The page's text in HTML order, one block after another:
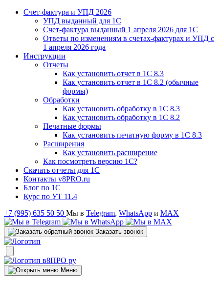
Счет-фактура и УПД 2026
УПД выданный для 1C
Счет-фактура выданный 1 апреля 2026 для 1C
Ответы по изменениям в счетах-фактурах и УПД с
1 апреля 2026 года
Инструкции
Отчеты
Как установить отчет в 1С 8.3
Как установить отчет в 1С 8.2 (обычные
формы)
Обработки
Как установить обработку в 1С 8.3
Как установить обработку в 1С 8.2
Печатные формы
Как установить печатную форму в 1С 8.3
Расширения
Как установить расширение
Как посмотреть версию 1С?
Скачать отчеты для 1С
Контакты v8PRO.ru
Блог по 1С
Курс по УТ 11.4
+7 (995) 635 50 50 Мы в Telegram, WhatsApp и MAX
Заказать звонок
Меню